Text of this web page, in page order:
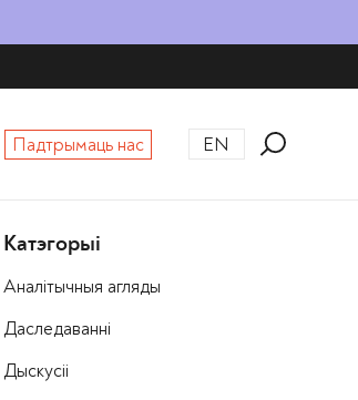
Падтрымаць нас EN
Катэгорыі
Аналітычныя агляды
Даследаванні
Дыскусіі